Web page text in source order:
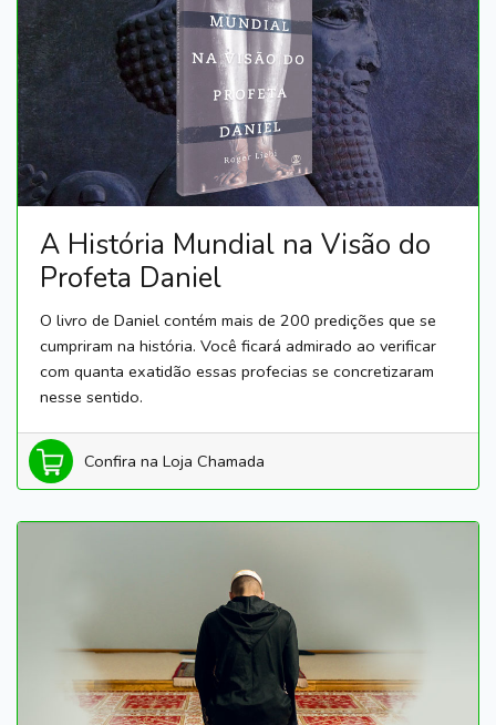
A História Mundial na Visão do
Profeta Daniel
O livro de Daniel contém mais de 200 predições que se
cumpriram na história. Você ficará admirado ao verificar
com quanta exatidão essas profecias se concretizaram
nesse sentido.
Confira na Loja Chamada